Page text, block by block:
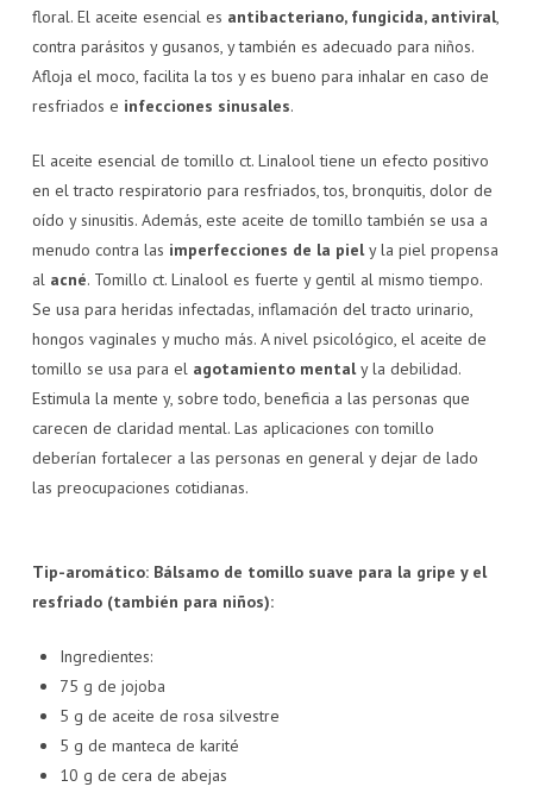
floral. El aceite esencial es antibacteriano, fungicida, antiviral,
contra parásitos y gusanos, y también es adecuado para niños.
Afloja el moco, facilita la tos y es bueno para inhalar en caso de
resfriados e infecciones sinusales.
El aceite esencial de tomillo ct. Linalool tiene un efecto positivo
en el tracto respiratorio para resfriados, tos, bronquitis, dolor de
oído y sinusitis. Además, este aceite de tomillo también se usa a
menudo contra las imperfecciones de la piely la piel propensa
al acné. Tomillo ct. Linalool es fuerte y gentil al mismo tiempo.
Se usa para heridas infectadas, inflamación del tracto urinario,
hongos vaginales y mucho más. A nivel psicológico, el aceite de
tomillo se usa para el agotamiento mentaly la debilidad.
Estimula la mente y, sobre todo, beneficia a las personas que
carecen de claridad mental. Las aplicaciones con tomillo
deberían fortalecer a las personas en general y dejar de lado
las preocupaciones cotidianas.
Tip-aromático: Bálsamo de tomillo suave para la gripe y el
resfriado (también para niños):
Ingredientes:
75 g de jojoba
5 g de aceite de rosa silvestre
5 g de manteca de karité
10 g de cera de abejas